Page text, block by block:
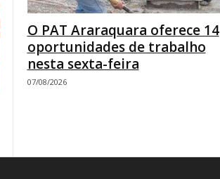
O PAT Araraquara oferece 14
oportunidades de trabalho
nesta sexta-feira
07/08/2026